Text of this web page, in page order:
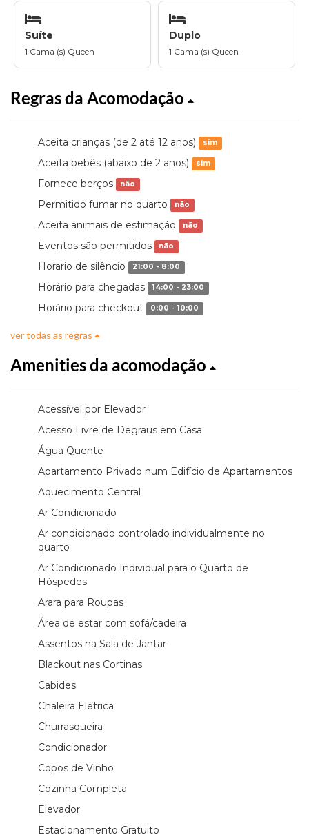
Suíte
1 Cama (s) Queen
Duplo
1 Cama (s) Queen
Regras da Acomodação
Aceita crianças (de 2 até 12 anos) sim
Aceita bebês (abaixo de 2 anos) sim
Fornece berços não
Permitido fumar no quarto não
Aceita animais de estimação não
Eventos são permitidos não
Horario de silêncio 21:00 - 8:00
Horário para chegadas 14:00 - 23:00
Horário para checkout 0:00 - 10:00
ver todas as regras
Amenities da acomodação
Acessível por Elevador
Acesso Livre de Degraus em Casa
Água Quente
Apartamento Privado num Edifício de Apartamentos
Aquecimento Central
Ar Condicionado
Ar condicionado controlado individualmente no
quarto
Ar Condicionado Individual para o Quarto de
Hóspedes
Arara para Roupas
Área de estar com sofá/cadeira
Assentos na Sala de Jantar
Blackout nas Cortinas
Cabides
Chaleira Elétrica
Churrasqueira
Condicionador
Copos de Vinho
Cozinha Completa
Elevador
Estacionamento Gratuito